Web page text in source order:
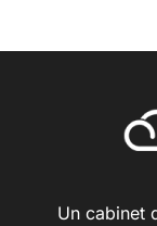
Un cabinet